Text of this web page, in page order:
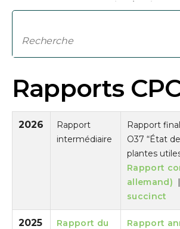
Rapports
2026
Rapport
intermédiaire
Rapport
O37 “État
plantes
Rapport
allemand)
|
succinct
2025
Rapport du
Rapport